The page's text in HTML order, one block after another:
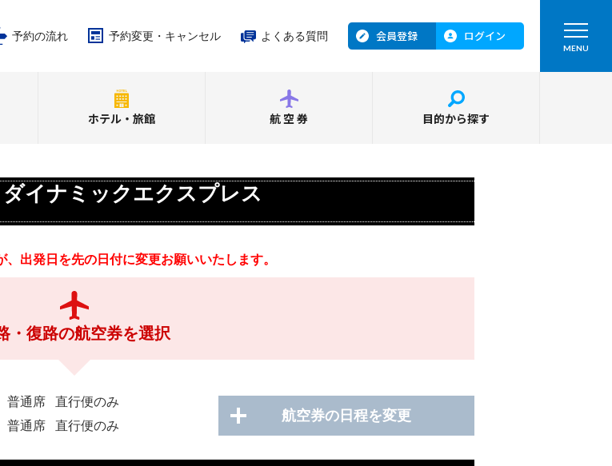
予約の流れ 予約変更・キャンセル よくある質問 会員登録 ログイン
MENU
ホテル・旅館 航空券 目的から探す
ダイナミックエクスプレス
出発日を先の日付に変更お願いいたします。
・復路の航空券を選択
普通席
直行便のみ
普通席 直行便のみ
航空券の日程を変更